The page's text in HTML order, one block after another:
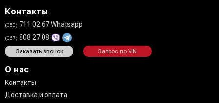
Контакты
(050) 711 02 67 Whatsapp
(067) 808 27 08
Заказать звонок Запрос по VIN
О нас
Контакты
Доставка и оплата